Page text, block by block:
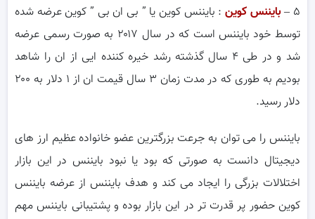
۵ – بایننس کوین : بایننس کوین یا ” بی ان بی ” کوین عرضه شده
توسط خود بایننس است که در سال ۲۰۱۷ به صورت رسمی عرضه
شد و در طی ۴ سال گذشته رشد خیره کننده ایی از ان را شاهد
بودیم به طوری که در مدت زمان ۳ سال قیمت ان از ۱ دلار به ۲۰۰
دلار رسید.
بایننس را می توان به جرعت بزرگترین عضو خانواده عظیم ارز های
دیجیتال دانست به صورتی که بود یا نبود بایننس در این بازار
اختلالات بزرگی را ایجاد می کند و هدف بایننس از عرضه بایننس
کوین حضور پر قدرت تر در این بازار بوده و پشتیبانی بایننس مهم